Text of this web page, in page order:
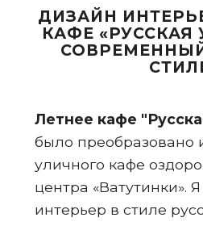
ДИЗАЙН
КАФЕ «РУССКАЯ
Летнее кафе
было преобразовано
уличного кафе
центра «Ватутинки».
интерьер в стиле